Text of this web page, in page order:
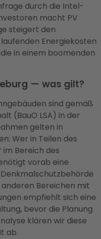
durch die Intel-
macht PV
steigert den
Energiekosten
in einem boomenden
— was gilt?
sind gemäß
(BauO LSA) in der
gelten in
Wer in Teilen des
im Bereich des
vorab eine
Bereichen mit
empfiehlt sich eine
bevor die Planung
klären wir diese
ab.